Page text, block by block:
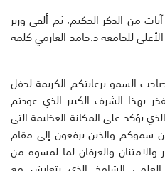
من الذكر الحكيم، ثم ألقى وزير
الأعلى للجامعة د.حامد العازمي كلمة
السمو برعايتكم الكريمة لحفل
بهذا الشرف الكبير الذي عودتم
يؤكد على المكانة العظيمة التي
سموكم والذين يرفعون إلى مقام
والعرفان لما لمسوه من